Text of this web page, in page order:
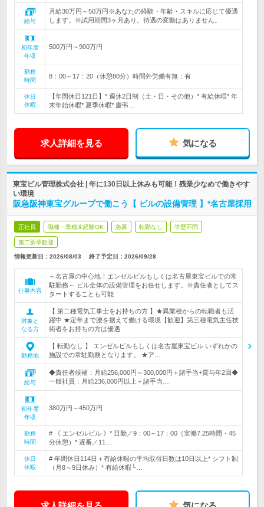
給与
月給30万円～50万円※あなたの経験・年齢・スキルに応じて優遇
します。※試用期間3ヶ月あり。待遇の変動はありません。
初年度
年収
500万円～900万円
勤務
時間
8：00～17：20（休憩80分）時間外労働有無：有
休日
休暇
【年間休日121日】* 週休2日制（土・日・その他）* 有給休暇* 年
末年始休暇* 夏季休暇* 慶弔…
求人詳細を見る 気になる
東宝ビル管理株式会社 | 年に130日以上休みも可能！残業少なめで働きやす
い環境
阪急阪神東宝グループで働こう【 ビルの設備管理 】*名古屋採用
正社員 職種・業種未経験OK 急募 転勤なし 学歴不問
第二新卒歓迎
情報更新日：2026/08/03 終了予定日： 2026/09/28
仕事内容
～名古屋の中心地！エンゼルビルもしくは名古屋東宝ビルでの常
駐勤務～ ビル全体の設備管理をお任せします。※責任者としてス
タートすることも可能
対象と
なる方
【 第二種電気工事士をお持ちの方 】★異業種からの転職者も活
躍中 ★定年まで腰を据えて働ける環境【歓迎】第三種電気主任技
術者をお持ちの方は優遇
勤務地
【 転勤なし 】 エンゼルビルもしくは名古屋東宝ビル いずれかの
施設での常駐勤務となります。 ★ア…
給与
◆責任者候補：月給256,000円～300,000円＋諸手当+賞与年2回◆
一般社員：月給236,000円以上＋諸手当…
初年度
年収
380万円～450万円
勤務
時間
# 《 エンゼルビル 》* 日勤／9：00～17：00（実働7.25時間・45
分休憩）* 遅番／11…
休日
休暇
# 年間休日114日＋有給休暇の平均取得日数は10日以上* シフト制
（月8～9日休み）* 有給休暇└…